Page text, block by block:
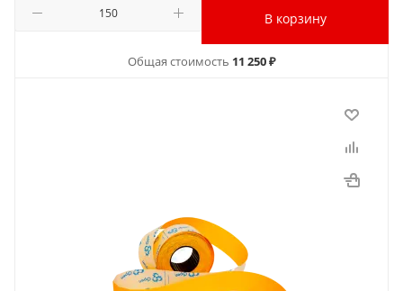
В корзину
Общая стоимость 11 250 ₽